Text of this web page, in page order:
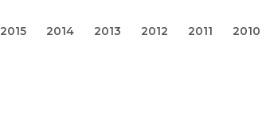
2015 2014 2013 2012 2011 2010